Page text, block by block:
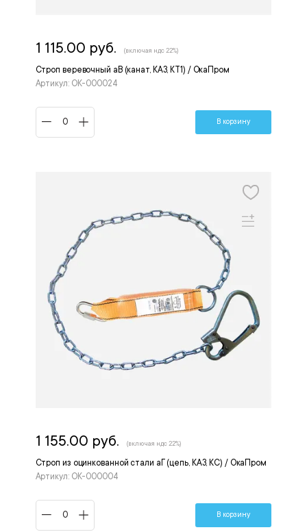
Строп веревочный аВ (канат, КА3, КТ1) / ОкаПром
Артикул: OK-000024
1 115.00 руб. (включая ндс 22%)
В корзину
Строп из оцинкованной стали аГ (цепь, КА3, КС) / ОкаПром
Артикул: OK-000004
1 155.00 руб. (включая ндс 22%)
В корзину